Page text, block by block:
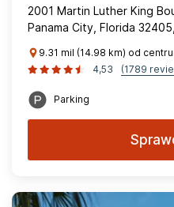
2001 Martin Luther King
Panama City, Florida
9.31 mil (14.98 km) od
4,53
(1789
Parking